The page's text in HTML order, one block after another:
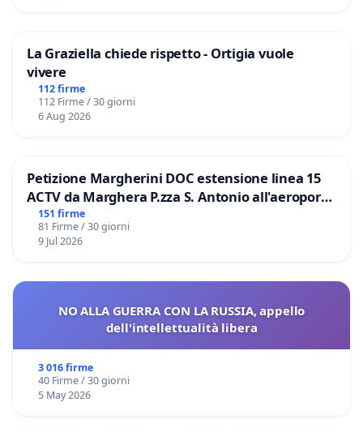
La Graziella chiede rispetto - Ortigia vuole
vivere
112 firme
112 Firme / 30 giorni
6 Aug 2026
Petizione Margherini DOC estensione linea 15
ACTV da Marghera P.zza S. Antonio all'aeroporto
Marco Polo tariffa a € 1,50
151 firme
81 Firme / 30 giorni
9 Jul 2026
NO ALLA GUERRA CON LA RUSSIA, appello
dell'intellettualità libera
3 016 firme
40 Firme / 30 giorni
5 May 2026